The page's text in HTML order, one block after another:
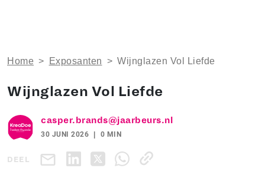
Home > Exposanten > Wijnglazen Vol Liefde
Wijnglazen Vol Liefde
casper.brands@jaarbeurs.nl
30 JUNI 2026 0 MIN
DEEL